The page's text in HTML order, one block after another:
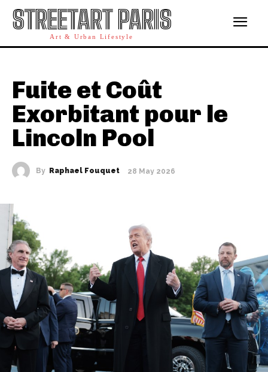
STREETART PARIS
Art & Urban Lifestyle
Fuite et Coût
Exorbitant pour le
Lincoln Pool
By Raphael Fouquet 28 May 2026